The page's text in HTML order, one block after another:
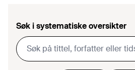
Søk i systematiske oversikter